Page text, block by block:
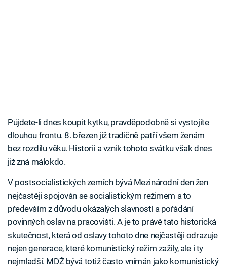
Půjdete-li dnes koupit kytku, pravděpodobně si vystojíte
dlouhou frontu. 8. březen již tradičně patří všem ženám
bez rozdílu věku. Historii a vznik tohoto svátku však dnes
již zná málokdo.
V postsocialistických zemích bývá Mezinárodní den žen
nejčastěji spojován se socialistickým režimem a to
především z důvodu okázalých slavností a pořádání
povinných oslav na pracovišti. A je to právě tato historická
skutečnost, která od oslavy tohoto dne nejčastěji odrazuje
nejen generace, které komunistický režim zažily, ale i ty
nejmladší. MDŽ bývá totiž často vnímán jako komunistický